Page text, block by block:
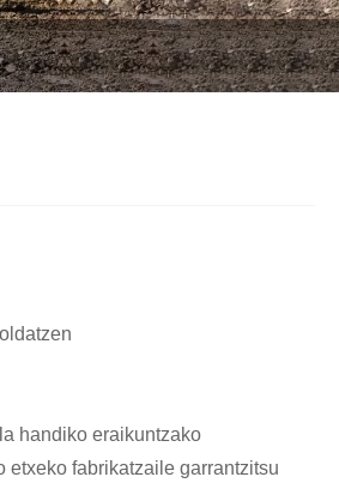
handiko eraikuntzako
etxeko fabrikatzaile garrantzitsu